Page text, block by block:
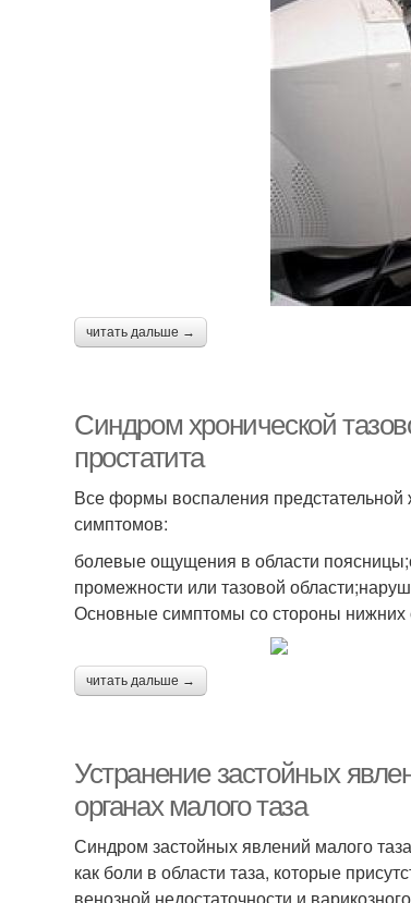
читать дальше →
Синдром хронической
простатита
Все формы воспаления
симптомов:
болевые ощущения в области
промежности или тазовой
Основные симптомы со стороны нижних
читать дальше →
Устранение застойных
органах малого таза
Синдром застойных явлений малого
как боли в области таза, которые